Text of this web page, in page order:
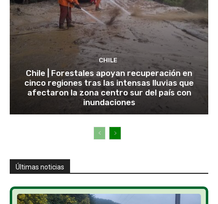
CHILE
Chile | Forestales apoyan recuperación en
cinco regiones tras las intensas lluvias que
afectaron la zona centro sur del país con
inundaciones
Últimas noticias